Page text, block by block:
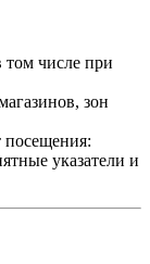
том числе при
зон
указатели и